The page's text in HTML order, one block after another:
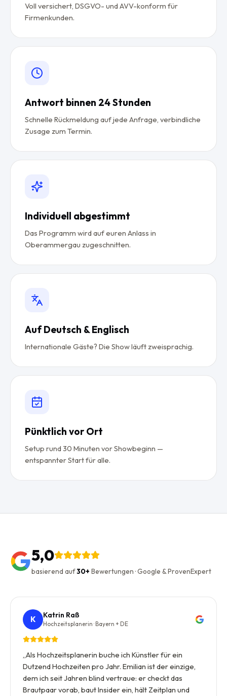
Voll versichert, DSGVO- und AVV-konform für
Firmenkunden.
Antwort binnen 24 Stunden
Schnelle Rückmeldung auf jede Anfrage, verbindliche
Zusage zum Termin.
Individuell abgestimmt
Das Programm wird auf euren Anlass in
Oberammergau zugeschnitten.
Auf Deutsch & Englisch
Internationale Gäste? Die Show läuft zweisprachig.
Pünktlich vor Ort
Setup rund 30 Minuten vor Showbeginn —
entspannter Start für alle.
5,0
basierend auf30+ Bewertungen · Google & ProvenExpert
K Katrin Raß
Hochzeitsplanerin · Bayern + DE
„Als Hochzeitsplanerin buche ich Künstler für ein
Dutzend Hochzeiten pro Jahr. Emilian ist der einzige,
dem ich seit Jahren blind vertraue: er checkt das
Brautpaar vorab, baut Insider ein, hält Zeitplan und